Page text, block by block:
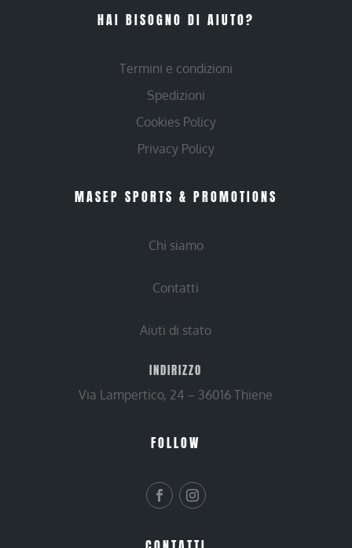
HAI BISOGNO DI AIUTO?
Termini e condizioni
Spedizioni
Cookies Policy
Privacy Policy
MASEP SPORTS & PROMOTIONS
Chi siamo
Contatti
Aiuti di stato
INDIRIZZO
Via Lampertico, 24 – 36016 Thiene
FOLLOW